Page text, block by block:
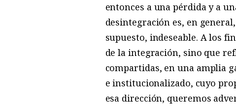
entonces a una pérdida y a
desintegración es, en
supuesto, indeseable. A los
de la integración, sino que
compartidas, en una amplia
e institucionalizado, cuyo
esa dirección, queremos